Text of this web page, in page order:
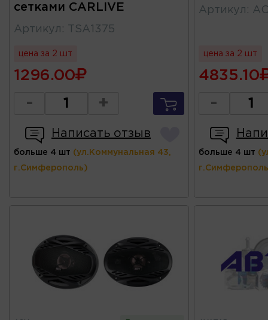
сетками CARLIVE
Артикул : TSA1375
цена за 2 шт
1296.00
- +
Написать отзыв
больше 4 шт (ул.Коммунальная 43,
г.Симферополь)
Артикул :
цена за 2 шт
4835.10
-
больше 4 шт